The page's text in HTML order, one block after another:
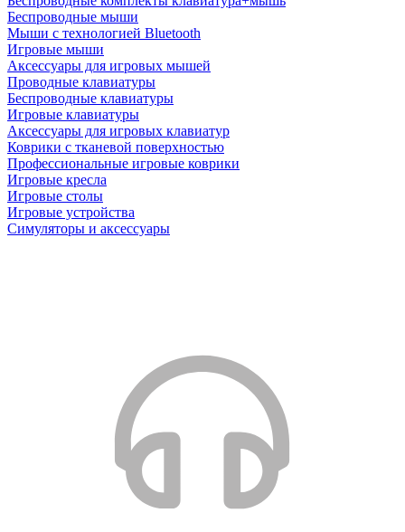
Беспроводные мыши
Мыши с технологией Bluetooth
Игровые мыши
Аксессуары для игровых мышей
Проводные клавиатуры
Беспроводные клавиатуры
Игровые клавиатуры
Аксессуары для игровых клавиатур
Коврики с тканевой поверхностью
Профессиональные игровые коврики
Игровые кресла
Игровые столы
Игровые устройства
Симуляторы и аксессуары